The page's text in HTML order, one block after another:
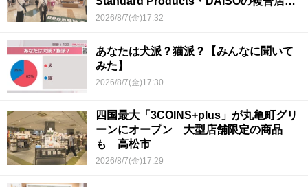
香川県初
2026/8/7(金)17:32
あなたは犬派？猫派？【みんなに聞いて
みた】
2026/8/7(金)17:30
四国最大「3COINS+plus」が丸亀町グリ
ーンにオープン 大型店舗限定の商品
も 高松市
2026/8/7(金)17:29